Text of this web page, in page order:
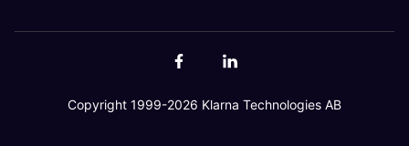
Copyright 1999-2026 Klarna Technologies AB